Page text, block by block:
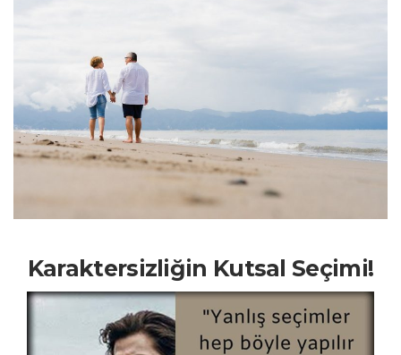
Karaktersizliğin Kutsal Seçimi!